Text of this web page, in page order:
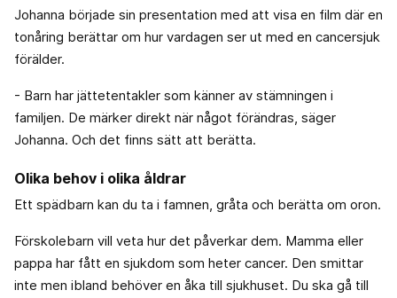
Johanna började sin presentation med att visa en film där en
tonåring berättar om hur vardagen ser ut med en cancersjuk
förälder.
- Barn har jättetentakler som känner av stämningen i
familjen. De märker direkt när något förändras, säger
Johanna. Och det finns sätt att berätta.
Olika behov i olika åldrar
Ett spädbarn kan du ta i famnen, gråta och berätta om oron.
Förskolebarn vill veta hur det påverkar dem. Mamma eller
pappa har fått en sjukdom som heter cancer. Den smittar
inte men ibland behöver en åka till sjukhuset. Du ska gå till